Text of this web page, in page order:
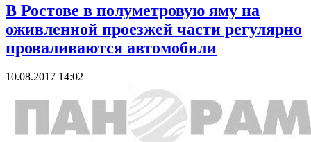
В Ростове в полуметровую яму на
оживленной проезжей части регулярно
проваливаются автомобили
10.08.2017 14:02